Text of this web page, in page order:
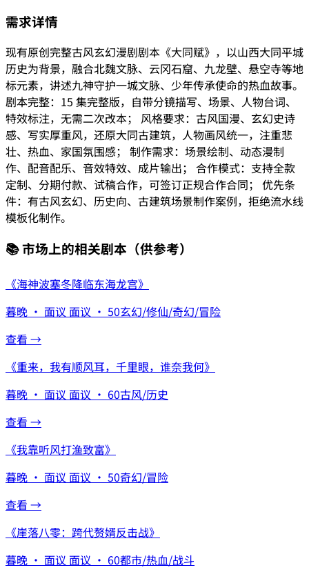
需求详情
现有原创完整古风玄幻漫剧剧本《大同赋》，以山西大同平城
历史为背景，融合北魏文脉、云冈石窟、九龙壁、悬空寺等地
标元素，讲述九神守护一城文脉、少年传承使命的热血故事。
剧本完整：15 集完整版，自带分镜描写、场景、人物台词、
特效标注，无需二次改本； 风格要求：古风国漫、玄幻史诗
感、写实厚重风，还原大同古建筑，人物画风统一，注重悲
壮、热血、家国氛围感； 制作需求：场景绘制、动态漫制
作、配音配乐、音效特效、成片输出； 合作模式：支持全款
定制、分期付款、试稿合作，可签订正规合作合同； 优先条
件：有古风玄幻、历史向、古建筑场景制作案例，拒绝流水线
模板化制作。
📚 市场上的相关剧本 （供参考）
《海神波塞冬降临东海龙宫》
暮晚 · 面议 面议 · 50玄幻/修仙/奇幻/冒险
查看 →
《重来，我有顺风耳，千里眼，谁奈我何》
暮晚 · 面议 面议 · 60古风/历史
查看 →
《我靠听风打渔致富》
暮晚 · 面议 面议 · 50奇幻/冒险
查看 →
《崖落八零：跨代赘婿反击战》
暮晚 · 面议 面议 · 60都市/热血/战斗